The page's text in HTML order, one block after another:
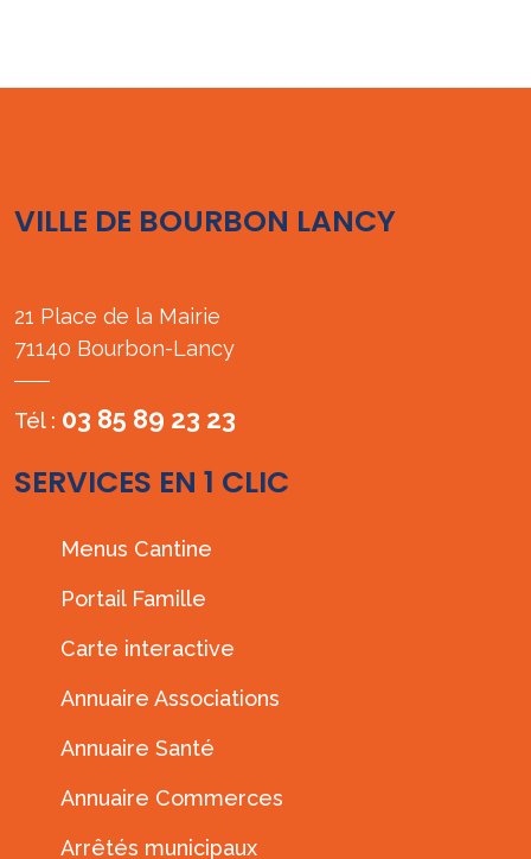
VILLE DE BOURBON LANCY
21 Place de la Mairie
71140 Bourbon-Lancy
Tél : 03 85 89 23 23
SERVICES EN 1 CLIC
Menus Cantine
Portail Famille
Carte interactive
Annuaire Associations
Annuaire Santé
Annuaire Commerces
Arrêtés municipaux